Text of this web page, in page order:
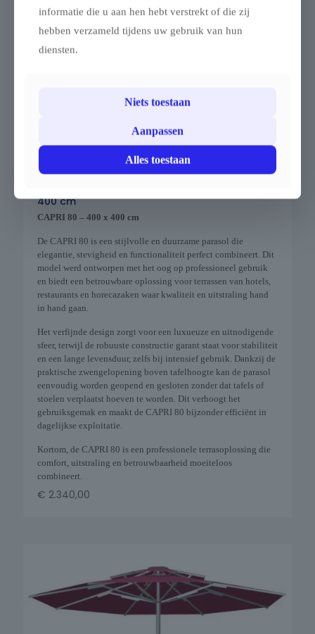
400 cm
CAPRI 80 – 400 x 400 cm
De CAPRI 80 is een stijlvolle en duurzame parasol die
elegantie, stevigheid en functionaliteit perfect combineert. Dit
model werd ontworpen met het oog op professioneel gebruik
en biedt een betrouwbare oplossing voor terrassen van hotels,
restaurants en horecazaken waar kwaliteit en uitstraling hand
in hand gaan.
Het verfijnde design zorgt voor een luxueuze en uitnodigende
sfeer, terwijl de robuuste constructie garant staat voor stabiliteit
en een lange levensduur, zelfs bij intensief gebruik. Dankzij de
praktische zwengelopening boven tafelhoogte kan de parasol
eenvoudig worden geopend en gesloten zonder dat tafels of
stoelen verplaatst hoeven te worden. Dit verhoogt het
gebruiksgemak en maakt de CAPRI 80 bijzonder efficiënt in
dagelijkse exploitatie.
Kortom, de CAPRI 80 is een professionele terrasoplossing die
comfort, uitstraling en betrouwbaarheid moeiteloos
combineert.
€ 2.340,00
informatie die u aan hen hebt verstrekt of die zij
hebben verzameld tijdens uw gebruik van hun
diensten.
Niets toestaan
Aanpassen
Alles toestaan